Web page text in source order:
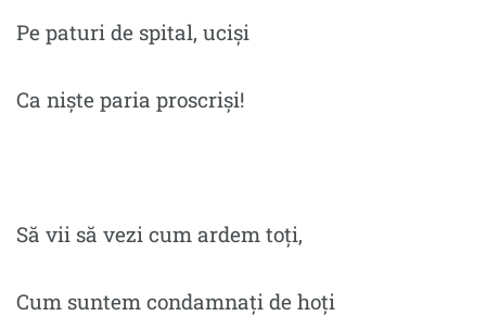
Pe paturi de spital, uciși
Ca niște paria proscriși!
Să vii să vezi cum ardem toți,
Cum suntem condamnați de hoți